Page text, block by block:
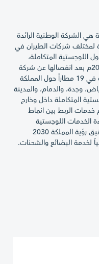
الشركة الوطنية الرائدة
لمختلف شركات الطيران في
اللوجستية المتكاملة،
حيث تأسست الشركة في نهاية العام 2019م بعد انفصالها عن شركة
الخطوط السعودية للشحن. تعمل الشركة في 19 مطاراً حول المملكة
وجدة، والدمام، والمدينة
المتكاملة داخل وخارج
خدمات الربط بين انماط
الخدمات اللوجستية
المقدمة. تسعى الشركة للإسهام في تحقيق رؤية المملكة 2030
لخدمة البضائع والشحنات.